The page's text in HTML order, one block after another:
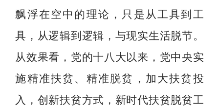
飘浮在空中的理论，只是从工具到工
具，从逻辑到逻辑，与现实生活脱节。
从效果看，党的十八大以来，党中央实
施精准扶贫、精准脱贫，加大扶贫投
入，创新扶贫方式，新时代扶贫脱贫工